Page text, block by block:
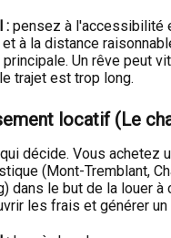
: pensez à l'accessibilité
à la distance
Un rêve peut
trajet est trop long.
locatif (Le
décide. Vous achetez
(Mont-Tremblant,
dans le but de la louer à
les frais et générer un